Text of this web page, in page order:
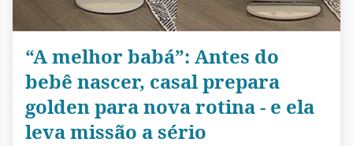
“A melhor babá”: Antes do
bebê nascer, casal prepara
golden para nova rotina - e ela
leva missão a sério